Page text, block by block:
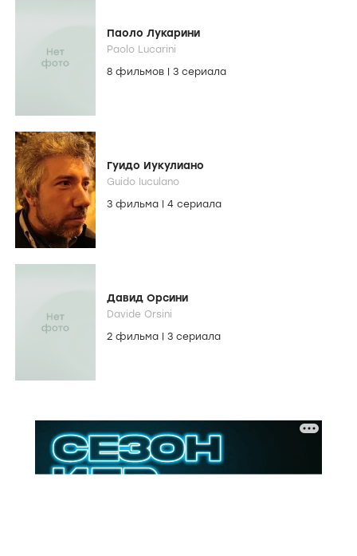
Паоло Лукарини
Paolo Lucarini
8 фильмов
3 сериала
Гуидо Иукулиано
Guido Iuculano
3 фильма
4 сериала
Давид Орсини
Davide Orsini
2 фильма
3 сериала